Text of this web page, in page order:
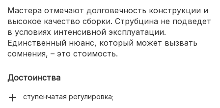
Мастера отмечают долговечность конструкции и
высокое качество сборки. Струбцина не подведет
в условиях интенсивной эксплуатации.
Единственный нюанс, который может вызвать
сомнения, – это стоимость.
Достоинства
ступенчатая регулировка;